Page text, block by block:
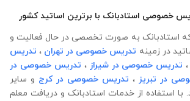
خصوصی استادبانک با برترین اساتید کشور
که استادبانک به صورت تخصصی در حال فعالیت و
در زمینه تدریس خصوصی در تهران ، تدریس
، تدریس خصوصی در شیراز، تدریس خصوصی در
در تبریز ، تدریس خصوصی در کرج و سایر
استفاده از خدمات استادبانک و دریافت معلم